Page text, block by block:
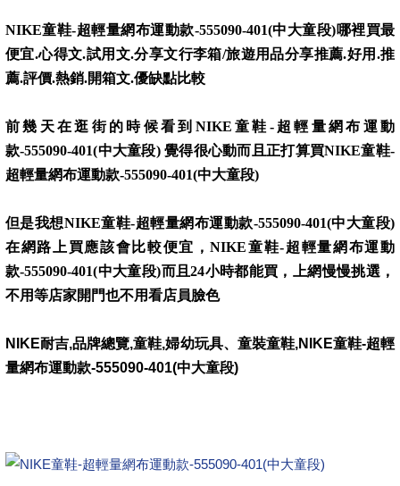
NIKE童鞋-超輕量網布運動款-555090-401(中大童段)哪裡買最
便宜.心得文.試用文.分享文行李箱/旅遊用品分享推薦.好用.推
薦.評價.熱銷.開箱文.優缺點比較
前幾天在逛街的時候看到NIKE童鞋-超輕量網布運動
款-555090-401(中大童段) 覺得很心動而且正打算買NIKE童鞋-
超輕量網布運動款-555090-401(中大童段)
但是我想NIKE童鞋-超輕量網布運動款-555090-401(中大童段)
在網路上買應該會比較便宜，NIKE童鞋-超輕量網布運動
款-555090-401(中大童段)而且24小時都能買，上網慢慢挑選，
不用等店家開門也不用看店員臉色
NIKE耐吉,品牌總覽,童鞋,婦幼玩具、童裝童鞋,NIKE童鞋-超輕
量網布運動款-555090-401(中大童段)